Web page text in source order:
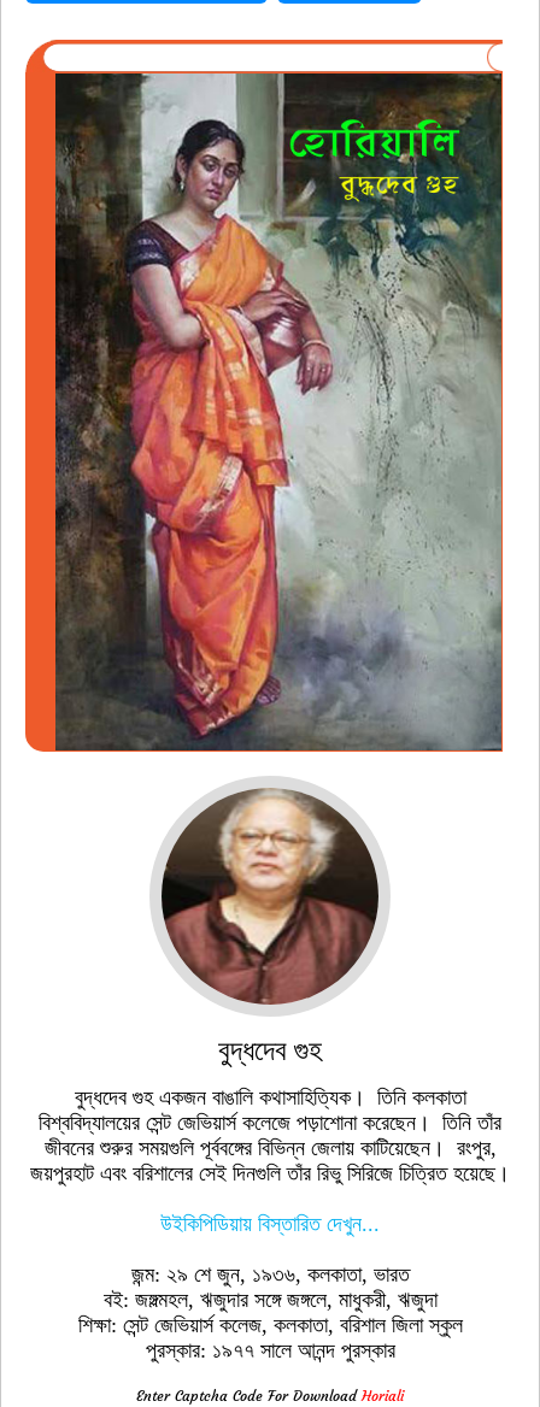
বুদ্ধদেব গুহ
বুদ্ধদেব গুহ একজন বাঙালি কথাসাহিত্যিক। তিনি কলকাতা
বিশ্ববিদ্যালয়ের সেন্ট জেভিয়ার্স কলেজে পড়াশোনা করেছেন। তিনি তাঁর
জীবনের শুরুর সময়গুলি পূর্ববঙ্গের বিভিন্ন জেলায় কাটিয়েছেন। রংপুর,
জয়পুরহাট এবং বরিশালের সেই দিনগুলি তাঁর রিভু সিরিজে চিত্রিত হয়েছে।
উইকিপিডিয়ায় বিস্তারিত দেখুন...
জন্ম: ২৯ শে জুন, ১৯৩৬, কলকাতা, ভারত
বই: জঙ্গল্মহল, ঋজুদার সঙ্গে জঙ্গলে, মাধুকরী, ঋজুদা
শিক্ষা: সেন্ট জেভিয়ার্স কলেজ, কলকাতা, বরিশাল জিলা স্কুল
পুরস্কার: ১৯৭৭ সালে আনন্দ পুরস্কার
Enter Captcha Code For DownloadHoriali